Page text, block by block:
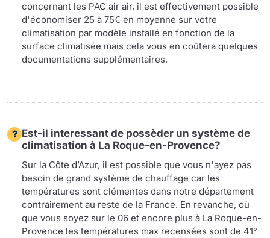
concernant les PAC air air, il est effectivement possible
d'économiser 25 à 75€ en moyenne sur votre
climatisation par modèle installé en fonction de la
surface climatisée mais cela vous en coûtera quelques
documentations supplémentaires.
Est-il interessant de possèder un système de
climatisation à La Roque-en-Provence?
Sur la Côte d’Azur, il est possible que vous n'ayez pas
besoin de grand système de chauffage car les
températures sont clémentes dans notre département
contrairement au reste de la France. En revanche, où
que vous soyez sur le 06 et encore plus à La Roque-en-
Provence les températures max recensées sont de 41°